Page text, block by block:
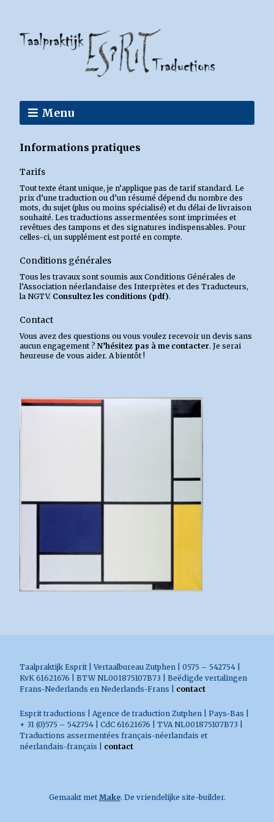
Menu
Informations pratiques
Tarifs
Tout texte étant unique, je n’applique pas de tarif standard. Le
prix d’une traduction ou d’un résumé dépend du nombre des
mots, du sujet (plus ou moins spécialisé) et du délai de livraison
souhaité. Les traductions assermentées sont imprimées et
revêtues des tampons et des signatures indispensables. Pour
celles-ci, un supplément est porté en compte.
Conditions générales
Tous les travaux sont soumis aux Conditions Générales de
l’Association néerlandaise des Interprètes et des Traducteurs,
la NGTV. Consultez les conditions (pdf).
Contact
Vous avez des questions ou vous voulez recevoir un devis sans
aucun engagement ? N’hésitez pas à me contacter. Je serai
heureuse de vous aider. A bientôt !
Taalpraktijk Esprit | Vertaalbureau Zutphen | 0575 – 542754 |
KvK 61621676 | BTW NL001875107B73 | Beëdigde vertalingen
Frans-Nederlands en Nederlands-Frans | contact
Esprit traductions | Agence de traduction Zutphen | Pays-Bas |
+ 31 (0)575 – 542754 | CdC 61621676 | TVA NL001875107B73 |
Traductions assermentées français-néerlandais et
néerlandais-français | contact
Gemaakt metMake. De vriendelijke site-builder.